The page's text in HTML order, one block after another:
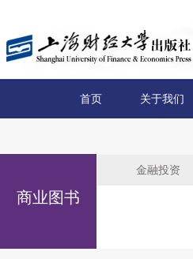
首页 关于我们
商业图书
金融投资